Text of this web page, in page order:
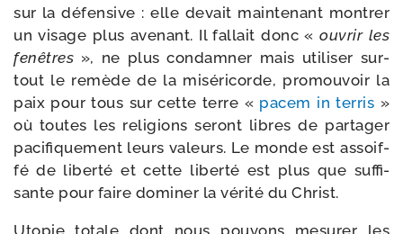
sur la défen­sive : elle devait main­te­nant mon­trer
un visage plus ave­nant. Il fal­lait donc «ouvrir les
fenêtres », ne plus condam­ner mais uti­li­ser sur­
tout le remède de la misé­ri­corde, pro­mou­voir la
paix pour tous sur cette terre « pacem in ter­ris »
où toutes les reli­gions seront libres de par­ta­ger
paci­fi­que­ment leurs valeurs. Le monde est assoif­
fé de liber­té et cette liber­té est plus que suf­fi­
sante pour faire domi­ner la véri­té du Christ.
Utopie totale dont nous pou­vons mesu­rer les